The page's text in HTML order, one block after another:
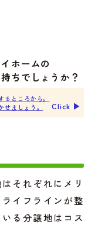
ホームの
ちでしょうか？
ところから。
ましょう。
Click ▶︎
それぞれにメリ
イフラインが整
る分譲地はコス